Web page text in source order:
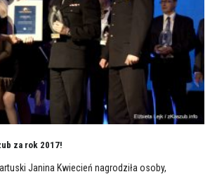
za rok 2017!
Janina Kwiecień nagrodziła osoby,